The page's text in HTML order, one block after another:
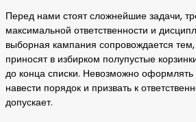
Перед нами стоят сложнейшие задачи,
максимальной ответственности и
выборная кампания сопровождается
приносят в избирком полупустые
до конца списки. Невозможно
навести порядок и призвать к
допускает.